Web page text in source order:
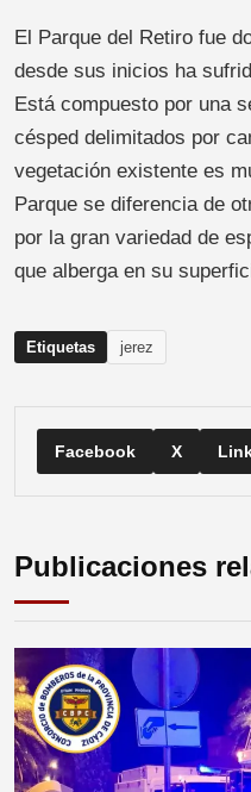
El Parque del Retiro fue
desde sus inicios ha
Está compuesto por una
césped delimitados por
vegetación existente es
Parque se diferencia de
por la gran variedad de
que alberga en su
Etiquetas jerez
Facebook X
Publicaciones